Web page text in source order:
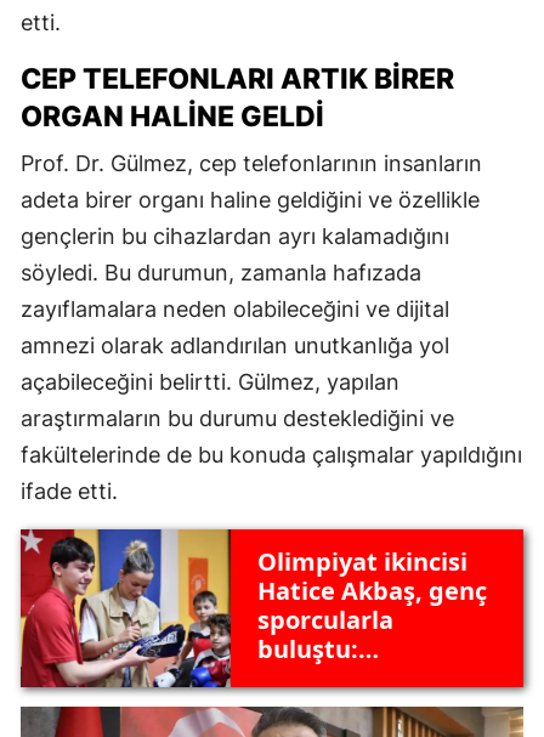
etti.
CEP TELEFONLARI ARTIK BIRER
ORGAN HALINE GELDI
Prof. Dr. Gülmez, cep telefonlarının insanların
adeta birer organı haline geldiğini ve özellikle
gençlerin bu cihazlardan ayrı kalamadığını
söyledi. Bu durumun, zamanla hafızada
zayıflamalara neden olabileceğini ve dijital
amnezi olarak adlandırılan unutkanlığa yol
açabileceğini belirtti. Gülmez, yapılan
araştırmaların bu durumu desteklediğini ve
fakültelerinde de bu konuda çalışmalar yapıldığını
ifade etti.
Olimpiyat ikincisi
Hatice Akbaş, genç
sporcularla
buluştu:
paylaştı